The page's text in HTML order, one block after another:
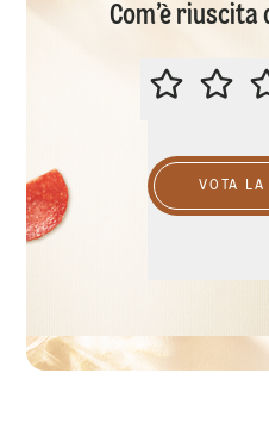
Com’è
VOTA LA